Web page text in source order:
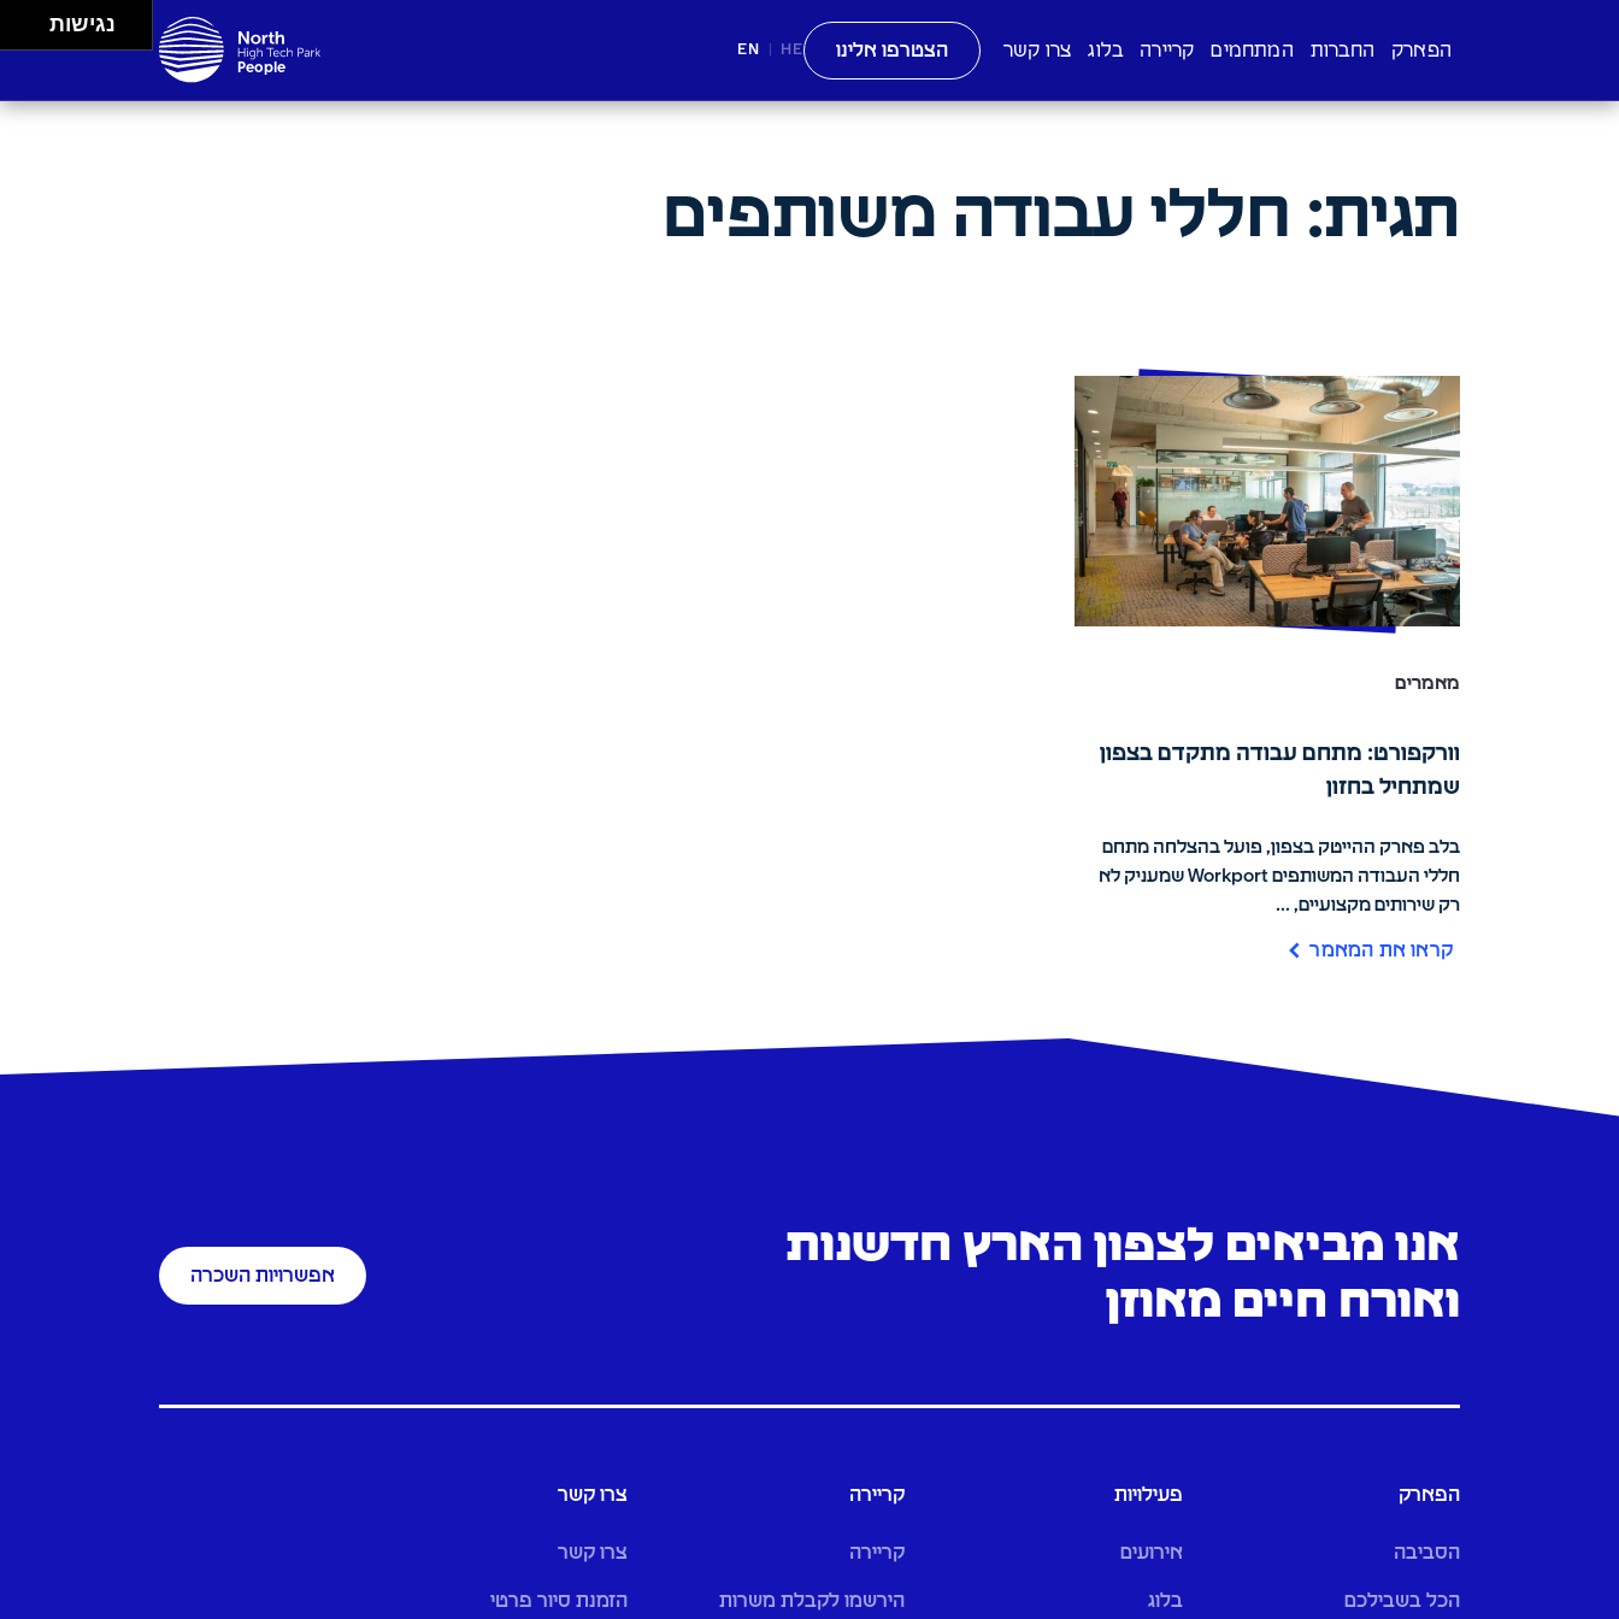
People
Events
Spaces
הפארק החברות המתחמים קריירה בלוג צרו קשר הצטרפו אלינו HE
EN
תגית: חללי עבודה משותפים
מאמרים
וורקפורט: מתחם עבודה מתקדם בצפון
שמתחיל בחזון
בלב פארק ההייטק בצפון, פועל בהצלחה מתחם
חללי העבודה המשותפים Workport שמעניק לא
רק שירותים מקצועיים, ...
קראו את המאמר
אנו מביאים לצפון הארץ חדשנות
ואורח חיים מאוזן
אפשרויות השכרה
הפארק
הסביבה
הכל בשבילכם
פעילויות
אירועים
בלוג
קריירה
קריירה
הירשמו לקבלת משרות
צרו קשר
צרו קשר
הזמנת סיור פרטי
נגישות